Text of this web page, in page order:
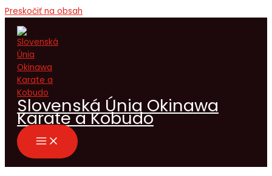
Preskočiť na obsah
Slovenská Únia Okinawa
Karate a Kobudo